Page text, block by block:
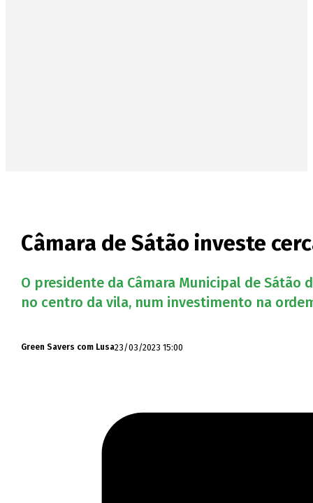
Câmara de Sátão investe
O presidente da Câmara Municipal de Sátão
no centro da vila, num investimento na
Green Savers com Lusa23/03/2023 15:00